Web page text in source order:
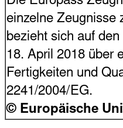
einzelne Zeugnisse
bezieht sich auf
18. April 2018 über
Fertigkeiten und
2241/2004/EG.
© Europäische